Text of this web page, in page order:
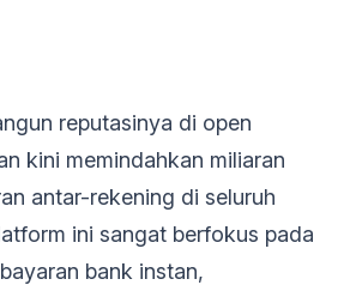
reputasinya di open
kini memindahkan miliaran
antar-rekening di seluruh
ini sangat berfokus pada
bank instan,